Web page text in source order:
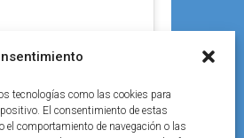
tecnologías como las cookies para
El consentimiento de estas
comportamiento de navegación o las